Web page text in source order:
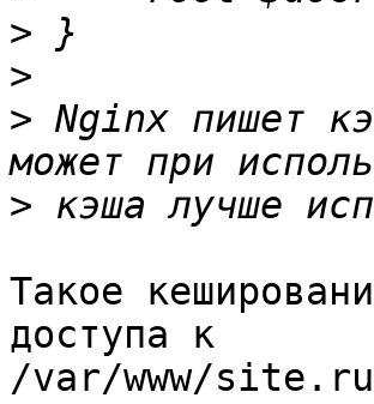
>
>
> Nginx пишет
>
Такое
доступа к
/var/www/